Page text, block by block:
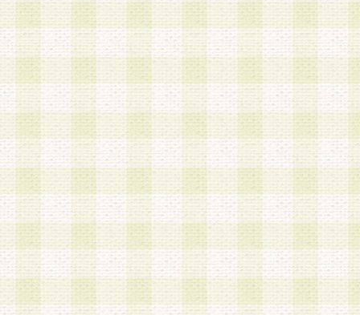
b.会員からの電話、メール等の問い合わせなどへ
c.モバイルリサーチ、またはグループ形式による
実施もしくは運営
d.その他これらに付随する業務
4.会員は、住所、電話番号その他の登録情報につ
合は、速やかに当社所定の変更手続きを行うもの
5.当社は、必要と認めた場合、会員に対して、電
手段により登録情報の対象者が会員登録者本人で
の内容が正確であること、アンケートの回答内容
うことができるものとます。
6.会員は、会員登録後当社が定期的に行う登録情
して、当社指定の期間内に更新手続きを行うもの
該期間内に更新手続きを行わない場合、その時点
発行したポイントは失効されるものとします。